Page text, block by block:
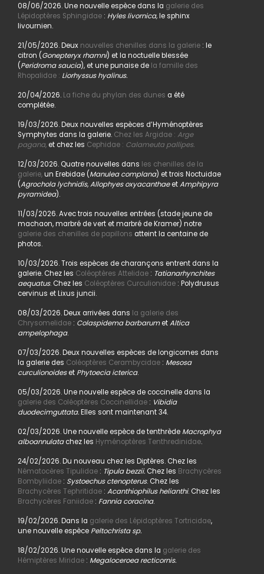
08/06/2026. Une nouvelle espèce dans la galerie des
Lépidoptères Sphingidae: Hyles livornica,le sphinx
livournien.
21/05/2026. Deux nouvelles chenilles dans la galerie : le
citron (Gonepteryx rhamni) et la noctuelle blessée
(Peridroma saucia), et une punaise dela famille des
Rhopalidae : Liorhyssus hyalinus.
20/04/2026. La fiche du phylan des dunes a été
complétée.
19/03/2026. Deux nouvelles espèces d’Hyménoptères
Symphytes dans la galerie. Chez les Argidae : Arge
pagana,et chez les Cephidae : Calameuta pallipes.
12/03/2026. Quatre nouvelles dans les chenilles de la
galerie,un Erebidae (Manulea complana) et trois Noctuidae
(Agrochola lychnidis, Allophyes oxyacanthaeetAmphipyra
pyramidea).
11/03/2026. Avec trois nouvelles entrées (stade jeune de
machaon, marbré de vert et marbré de Kramer) notre
galerie des chenilles de papillons atteint la centaine de
photos.
10/03/2026. Trois espèces de charançons entrent dans la
galerie. Chez les Coléoptères Attelidae: Tatianarhynchites
aequatus. Chez les Coléoptères Curculionidae: Polydrusus
cervinus et Lixus juncii.
08/03/2026. Deux arrivées dans la galerie des
Chrysomelidae: Colaspidema barbarumetAltica
ampelophaga.
07/03/2026. Deux nouvelles espèces de longicornes dans
la galerie des Coléoptères Cerambycidae: Mesosa
curculionoideset Phytoecia icterica.
05/03/2026. Une nouvelle espèce de coccinelle dans la
galerie des Coléoptères Coccinellidae: Vibidia
duodecimguttata.Elles sont maintenant 34.
02/03/2026. Une nouvelle espèce de tenthrède Macrophya
alboannulatachez les Hyménoptères Tenthredinidae.
24/02/2026. Du nouveau chez les Diptères. Chez les
Nématocères Tipulidae: Tipula bezzii. Chez les Brachycères
Bombyliidae: Systoechus ctenopterus. Chez les
Brachycères Tephritidae: Acanthiophilus helianthi. Chez les
Brachycères Faniidae: Fannia coracina.
19/02/2026. Dans la galerie des Lépidoptères Tortricidae,
une nouvelle espèce Peltochrista sp.
18/02/2026. Une nouvelle espèce dans la galerie des
Hémiptères Miridae: Megaloceroea recticornis.